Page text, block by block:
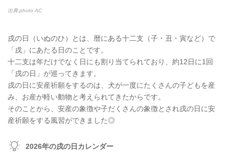
出典:photo AC
戌の日（いぬのひ）とは、暦にある十二支（子・丑・寅など）で
「戌」にあたる日のことです。
十二支は年だけでなく日にも割り当てられており、約12日に1回
「戌の日」が巡ってきます。
戌の日に安産祈願をするのは、犬が一度にたくさんの子どもを産
み、お産が軽い動物と考えられてきたからです。
そのことから、安産の象徴や子だくさんの象徴とされ戌の日に安
産祈願をする風習ができました◎
2026年の戌の日カレンダー